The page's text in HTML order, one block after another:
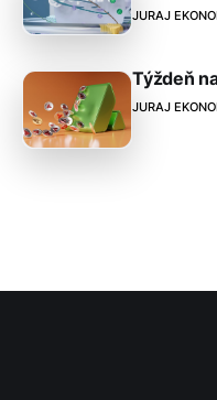
JURAJ
Týždeň
JURAJ